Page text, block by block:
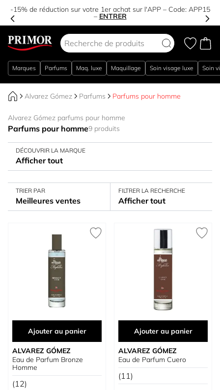
-15% de réduction sur votre 1er achat sur l'APP – Code: APP15
– ENTRER
Marques Parfums Maq. luxe Maquillage Soin visage luxe Soin
Alvarez Gómez Parfums Parfums pour homme
Alvarez Gómez parfums pour homme
Parfums pour homme9 produits
DÉCOUVRIR LA MARQUE
Afficher tout
TRIER PAR
Meilleures ventes
FILTRER LA RECHERCHE
Afficher tout
Ajouter au panier
ALVAREZ GÓMEZ
Eau de Parfum Bronze
Homme
(12)
Ajouter au panier
ALVAREZ GÓMEZ
Eau de Parfum Cuero
(11)